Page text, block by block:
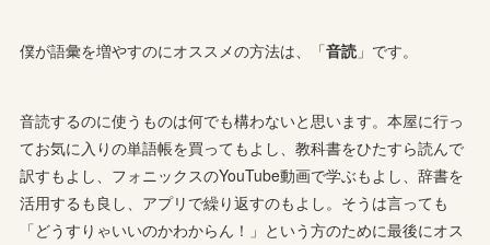
僕が語彙を増やすのにオススメの方法は、「音読 」です。
音読するのに使うものは何でも構わないと思います。本屋に行っ
てお気に入りの単語帳を買ってもよし、教科書をひたすら読んで
訳すもよし、フォニックスのYouTube動画で学ぶもよし、辞書を
活用するも良し、アプリで繰り返すのもよし。そうは言っても
「どうすりゃいいのかわからん！」という方のために最後にオス